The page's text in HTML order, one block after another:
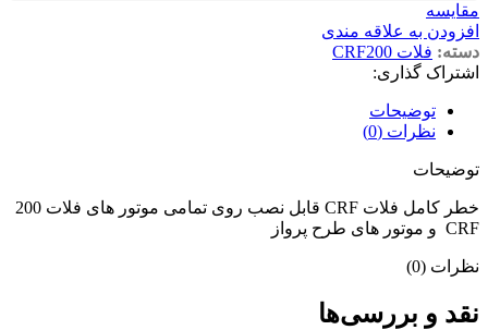
مقایسه
افزودن به علاقه مندی
دسته: فلات CRF200
اشتراک گذاری:
توضیحات
نظرات (0)
توضیحات
خطر کامل فلات CRF قابل نصب روی تمامی موتور های فلات 200
CRF و موتور های طرح پرواز
نظرات (0)
نقد و بررسی‌ها